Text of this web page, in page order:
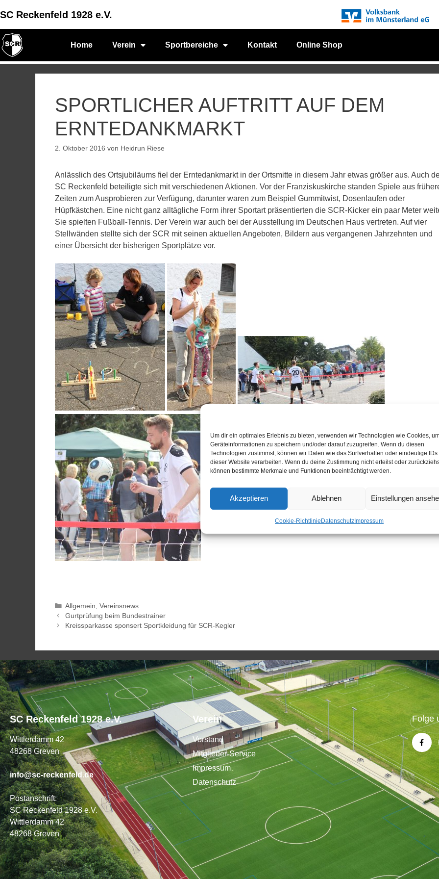
Um dir ein optimales Erlebnis zu bieten, verwenden wir Technologien wie Cookies,
Geräteinformationen zu speichern und/oder darauf zuzugreifen. Wenn du diesen
Technologien zustimmst, können wir Daten wie das Surfverhalten oder eindeutige IDs
dieser Website verarbeiten. Wenn du deine Zustimmung nicht erteilst oder
können bestimmte Merkmale und Funktionen beeinträchtigt werden.
Akzeptieren Ablehnen Einstellungen
Cookie-RichtlinieDatenschutzImpressum
SC Reckenfeld 1928 e.V.
Home Verein Sportbereiche Kontakt Online Shop
SPORTLICHER AUFTRITT AUF DEM
ERNTEDANKMARKT
2. Oktober 2016 von Heidrun Riese
Anlässlich des Ortsjubiläums fiel der Erntedankmarkt in der Ortsmitte in diesem Jahr etwas größer aus. Auch
SC Reckenfeld beteiligte sich mit verschiedenen Aktionen. Vor der Franziskuskirche standen Spiele aus
Zeiten zum Ausprobieren zur Verfügung, darunter waren zum Beispiel Gummitwist, Dosenlaufen oder
Hüpfkästchen. Eine nicht ganz alltägliche Form ihrer Sportart präsentierten die SCR-Kicker ein paar Meter
Sie spielten Fußball-Tennis. Der Verein war auch bei der Ausstellung im Deutschen Haus vertreten. Auf vier
Stellwänden stellte sich der SCR mit seinen aktuellen Angeboten, Bildern aus vergangenen Jahrzehnten und
einer Übersicht der bisherigen Sportplätze vor.
Allgemein ,Vereinsnews
Gurtprüfung beim Bundestrainer
Kreissparkasse sponsert Sportkleidung für SCR-Kegler
SC Reckenfeld 1928 e.V.
Wittlerdamm 42
48268 Greven
info@sc-reckenfeld.de
Postanschrift:
SC Reckenfeld 1928 e.V.
Wittlerdamm 42
48268 Greven
Verein
Vorstand
Mitglieder-Service
Impressum
Datenschutz
Folge